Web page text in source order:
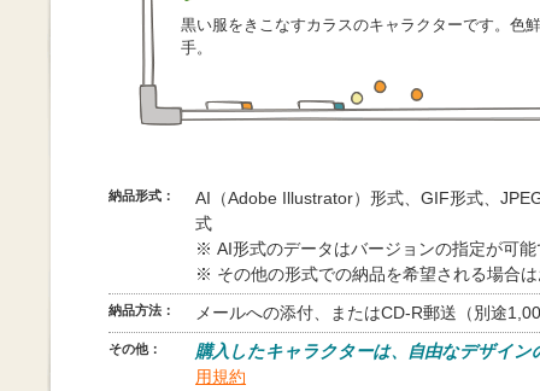
黒い服をきこなすカラスのキャラクターです。色
手。
納品形式：
AI（Adobe Illustrator）形式、GIF形式、
式
※ AI形式のデータはバージョンの指定が可能
※ その他の形式での納品を希望される場合
納品方法： メールへの添付、またはCD-R郵送（別途
その他：
購入したキャラクターは、自由なデザイン
用規約